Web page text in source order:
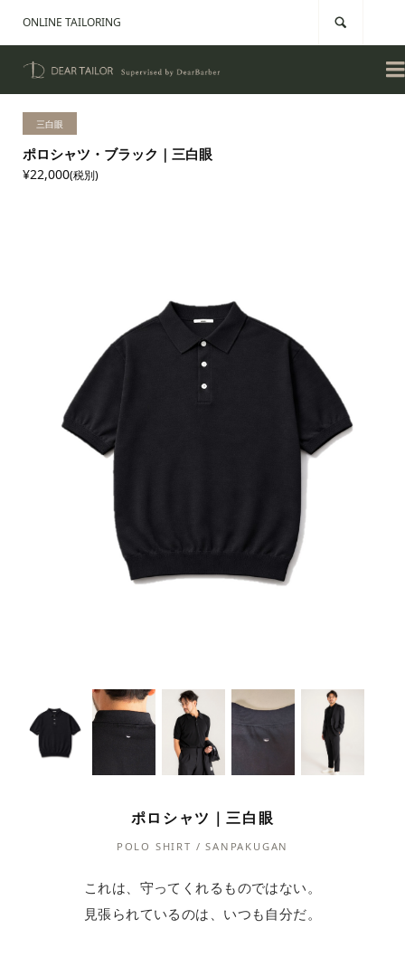
ONLINE TAILORING 

三白眼
ポロシャツ・ブラック｜三白眼
¥22,000(税別)
ポロシャツ｜三白眼
POLO SHIRT / SANPAKUGAN
これは、守ってくれるものではない。
見張られているのは、いつも自分だ。